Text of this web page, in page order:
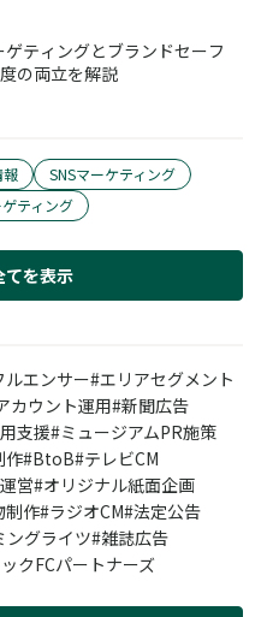
ティングとブランドセーフ
の両立を解説
報
SNSマーケティング
ティング
てを表示
エンサー エリアセグメント
カウント運用 新聞広告
支援 ミュージアムPR施策
作 BtoB テレビCM
営 オリジナル紙面企画
制作 ラジオCM 法定公告
ングライツ 雑誌広告
クFCパートナーズ